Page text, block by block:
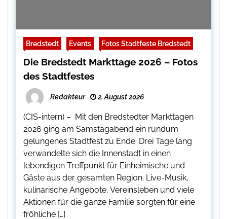
Bredstedt Events Fotos Stadtfeste Bredstedt
Die Bredstedt Markttage 2026 – Fotos
des Stadtfestes
Redakteur 2. August 2026
(CIS-intern) – Mit den Bredstedter Markttagen
2026 ging am Samstagabend ein rundum
gelungenes Stadtfest zu Ende. Drei Tage lang
verwandelte sich die Innenstadt in einen
lebendigen Treffpunkt für Einheimische und
Gäste aus der gesamten Region. Live-Musik,
kulinarische Angebote, Vereinsleben und viele
Aktionen für die ganze Familie sorgten für eine
fröhliche […]